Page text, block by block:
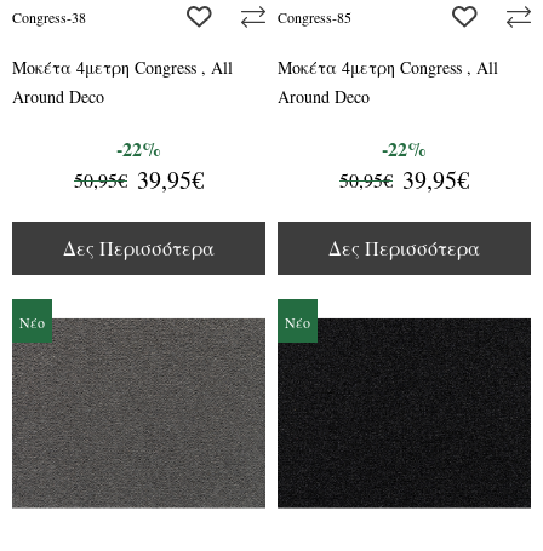
Congress-38 add to wishlist
Μοκέτα 4μετρη Congress , All
Around Deco
50,95€ 39,95€
-22%
Δες Περισσότερα
Congress-85 add to
Μοκέτα 4μετρη Congress , All
Around Deco
50,95€ 39,95€
-22%
Δες Περισσότερα
Νέο Νέο